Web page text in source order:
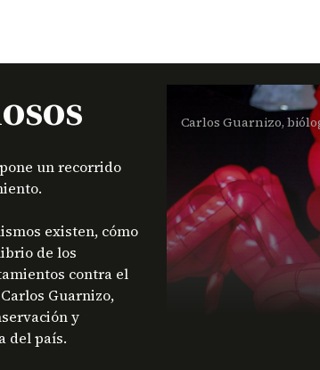
un recorrido
existen, cómo
de los
contra el
Guarnizo,
y
del país.
Carlos Guarnizo,